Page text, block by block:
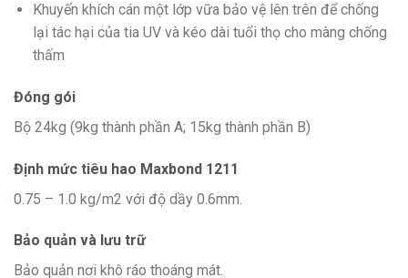
Khuyến khích cán một lớp vữa bảo vệ lên trên để chống
lại tác hại của tia UV và kéo dài tuổi thọ cho màng chống
thấm
Đóng gói
Bộ 24kg (9kg thành phần A; 15kg thành phần B)
Định mức tiêu hao Maxbond 1211
0.75 – 1.0 kg/m2 với độ dầy 0.6mm.
Bảo quản và lưu trữ
Bảo quản nơi khô ráo thoáng mát.